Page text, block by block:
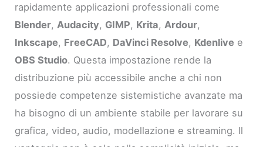
rapidamente applicazioni professionali come
Blender, Audacity, GIMP, Krita, Ardour,
Inkscape, FreeCAD, DaVinci Resolve, Kdenlive e
OBS Studio. Questa impostazione rende la
distribuzione più accessibile anche a chi non
possiede competenze sistemistiche avanzate ma
ha bisogno di un ambiente stabile per lavorare su
grafica, video, audio, modellazione e streaming. Il